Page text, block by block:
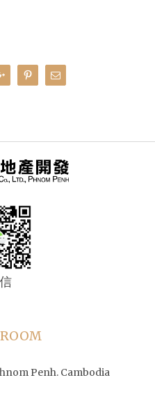
Google+PinterestEmail
Penh. Cambodia